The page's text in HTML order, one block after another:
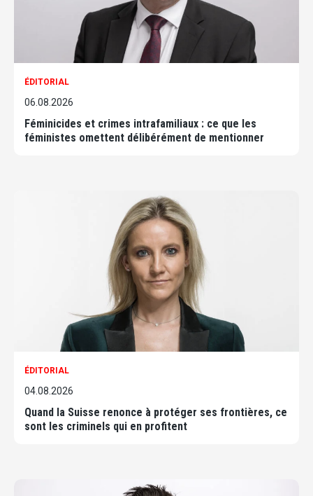
ÉDITORIAL
06.08.2026
Féminicides et crimes intrafamiliaux : ce que les
féministes omettent délibérément de mentionner
ÉDITORIAL
04.08.2026
Quand la Suisse renonce à protéger ses frontières, ce
sont les criminels qui en profitent